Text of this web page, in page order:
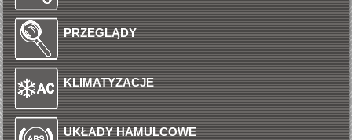
PRZEGLĄDY
KLIMATYZACJE
UKŁADY HAMULCOWE